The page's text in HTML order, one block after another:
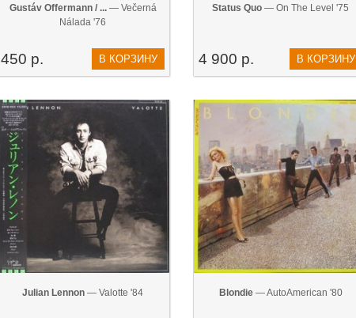
Gustáv Offermann / ...— Večerná
Nálada '76
450 р. В КОРЗИНУ
Status Quo — On The Level '75
4 900 р. В КОРЗИНУ
Julian Lennon — Valotte '84 Blondie— AutoAmerican '80